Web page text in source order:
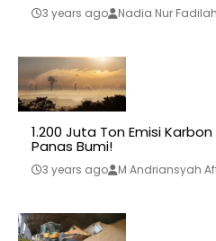
3 years ago Nadia Nur Fadilah
1.200 Juta Ton Emisi
Panas Bumi!
3 years ago M Andriansyah